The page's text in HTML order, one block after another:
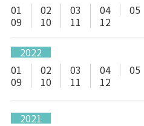
01
02 03 04 05
09
10 11 12
2022
01
02 03 04 05
09
10 11 12
2021